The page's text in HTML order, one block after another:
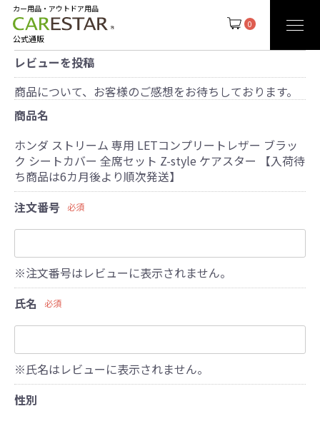
0
カー用品・アウトドア用品
公式通販
レビューを投稿
商品について、お客様のご感想をお待ちしております。
商品名
ホンダ ストリーム 専用 LETコンプリートレザー ブラッ
ク シートカバー 全席セット Z-style ケアスター 【入荷待
ち商品は6カ月後より順次発送】
注文番号
必須
※注文番号はレビューに表示されません。
氏名
必須
※氏名はレビューに表示されません。
性別